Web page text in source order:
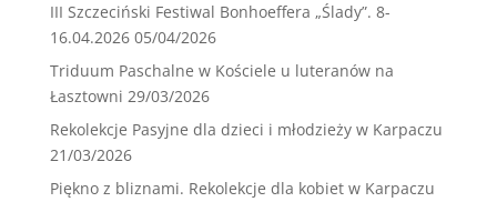
III Szczeciński Festiwal Bonhoeffera „Ślady”. 8-
16.04.2026 05/04/2026
Triduum Paschalne w Kościele u luteranów na
Łasztowni 29/03/2026
Rekolekcje Pasyjne dla dzieci i młodzieży w Karpaczu
21/03/2026
Piękno z bliznami. Rekolekcje dla kobiet w Karpaczu